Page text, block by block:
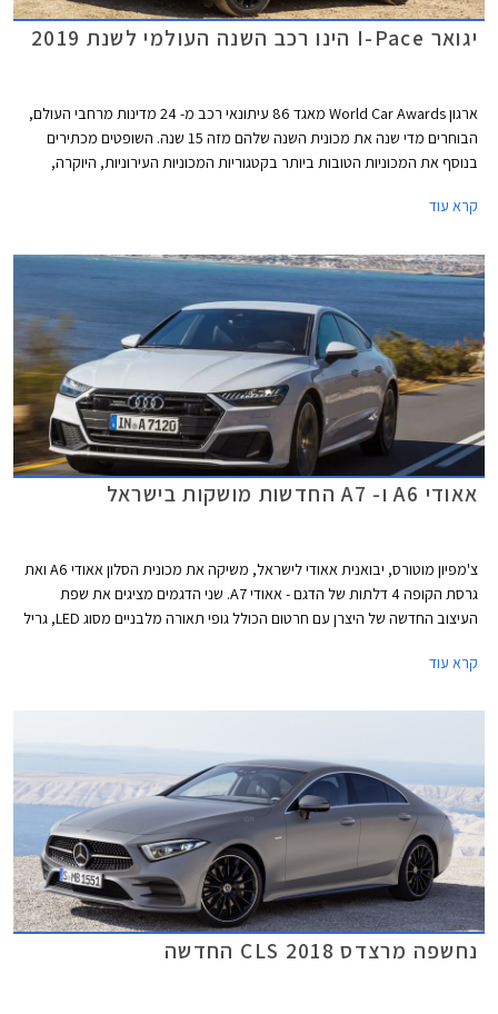
יגואר I-Pace הינו רכב השנה העולמי לשנת 2019
ארגון World Car Awards מאגד 86 עיתונאי רכב מ- 24 מדינות מרחבי העולם,
הבוחרים מדי שנה את מכונית השנה שלהם מזה 15 שנה. השופטים מכתירים
בנוסף את המכוניות הטובות ביותר בקטגוריות המכוניות העירוניות, היוקרה,
הרכבים הזוכים מוכרזים בתערוכת ניו יורק המתקיימת בימים אלה.
קרא עוד
אאודי A6 ו- A7 החדשות מושקות בישראל
צ'מפיון מוטורס, יבואנית אאודי לישראל, משיקה את מכונית הסלון אאודי A6 ואת
גרסת הקופה 4 דלתות של הדגם - אאודי A7. שני הדגמים מציגים את שפת
העיצוב החדשה של היצרן עם חרטום הכולל גופי תאורה מלבניים מסוג LED, גריל
קרא עוד
נחשפה מרצדס CLS 2018 החדשה